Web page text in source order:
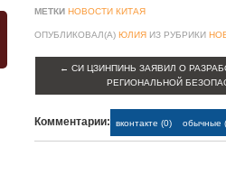
МЕТКИ НОВОСТИ КИТАЯ
ОПУБЛИКОВАЛ(А) ЮЛИЯ ИЗ РУБРИКИ
← СИ ЦЗИНПИНЬ ЗАЯВИЛ О
РЕГИОНАЛЬНОЙ
Комментарии: вконтакте (0) обычные